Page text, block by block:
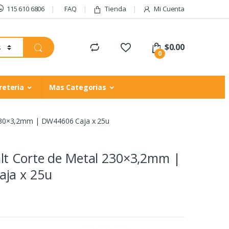
115 610 6806 FAQ Tienda Mi Cuenta
0
$0.00
Mas Categorias
| DW44606 Caja x 25u
Corte de Metal 230×3,2mm |
x 25u